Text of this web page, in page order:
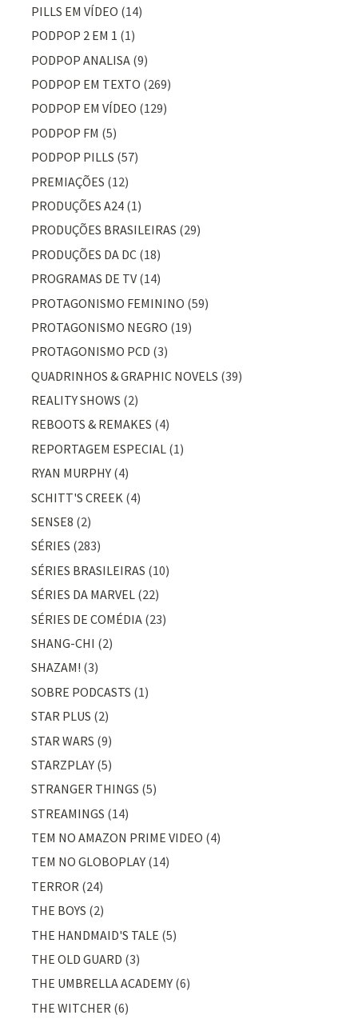
PILLS EM VÍDEO (14)
PODPOP 2 EM 1 (1)
PODPOP ANALISA (9)
PODPOP EM TEXTO (269)
PODPOP EM VÍDEO (129)
PODPOP FM (5)
PODPOP PILLS (57)
PREMIAÇÕES (12)
PRODUÇÕES A24 (1)
PRODUÇÕES BRASILEIRAS (29)
PRODUÇÕES DA DC (18)
PROGRAMAS DE TV (14)
PROTAGONISMO FEMININO (59)
PROTAGONISMO NEGRO (19)
PROTAGONISMO PCD (3)
QUADRINHOS & GRAPHIC NOVELS (39)
REALITY SHOWS (2)
REBOOTS & REMAKES (4)
REPORTAGEM ESPECIAL (1)
RYAN MURPHY (4)
SCHITT'S CREEK (4)
SENSE8 (2)
SÉRIES (283)
SÉRIES BRASILEIRAS (10)
SÉRIES DA MARVEL (22)
SÉRIES DE COMÉDIA (23)
SHANG-CHI (2)
SHAZAM! (3)
SOBRE PODCASTS (1)
STAR PLUS (2)
STAR WARS (9)
STARZPLAY (5)
STRANGER THINGS (5)
STREAMINGS (14)
TEM NO AMAZON PRIME VIDEO (4)
TEM NO GLOBOPLAY (14)
TERROR (24)
THE BOYS (2)
THE HANDMAID'S TALE (5)
THE OLD GUARD (3)
THE UMBRELLA ACADEMY (6)
THE WITCHER (6)